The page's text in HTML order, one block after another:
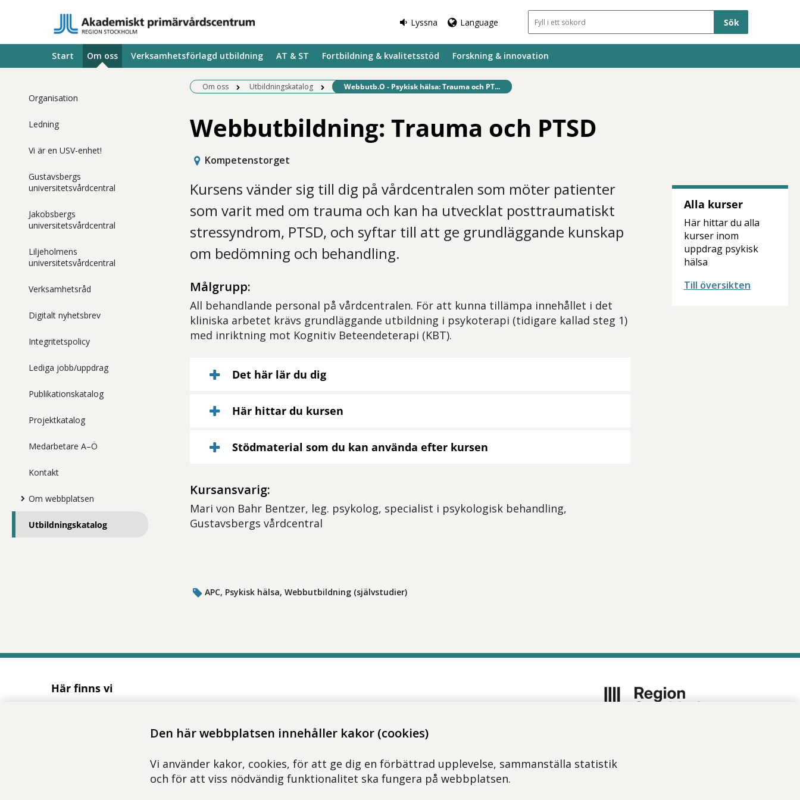
Den här webbplatsen innehåller kakor (cookies)
Vi använder kakor, cookies, för att ge dig en förbättrad upplevelse, sammanställa statistik
och för att viss nödvändig funktionalitet ska fungera på webbplatsen.
Lyssna Language Sökfält
Start Om oss Verksamhetsförlagd utbildning AT & ST Fortbildning & kvalitetsstöd Forskning & innovation
Organisation
Ledning
Vi är en USV-enhet!
Gustavsbergs
universitetsvårdcentral
Jakobsbergs
universitetsvårdcentral
Liljeholmens
universitetsvårdcentral
Verksamhetsråd
Digitalt nyhetsbrev
Integritetspolicy
Lediga jobb/uppdrag
Publikationskatalog
Projektkatalog
Medarbetare A–Ö
Kontakt
Om webbplatsen
Utbildningskatalog
Om oss Utbildningskatalog Befintlig sida:
Webbutb.O - Psykisk hälsa: Trauma och PT...
Webbutbildning: Trauma och PTSD
Kompetenstorget
Kursens vänder sig till dig på vårdcentralen som möter patienter
som varit med om trauma och kan ha utvecklat posttraumatiskt
stressyndrom, PTSD, och syftar till att ge grundläggande kunskap
om bedömning och behandling.
Målgrupp:
All behandlande personal på vårdcentralen. För att kunna tillämpa innehållet i det
kliniska arbetet krävs grundläggande utbildning i psykoterapi (tidigare kallad steg 1)
med inriktning mot Kognitiv Beteendeterapi (KBT).
Det här lär du dig
Här hittar du kursen
Stödmaterial som du kan använda efter kursen
Kursansvarig:
Mari von Bahr Bentzer, leg. psykolog, specialist i psykologisk behandling,
Gustavsbergs vårdcentral
APC, Psykisk hälsa, Webbutbildning (självstudier)
Alla kurser
Här hittar du alla
kurser inom
uppdrag psykisk
hälsa
Till översikten
Här finns vi
hälso- och sjukvård i Region